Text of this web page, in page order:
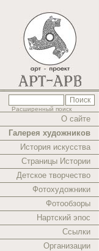
Расширенный поиск
О сайте
Галерея художников
История искусства
Страницы Истории
Детское творчество
Фотохудожники
Фотообзоры
Нартский эпос
Ссылки
Организации